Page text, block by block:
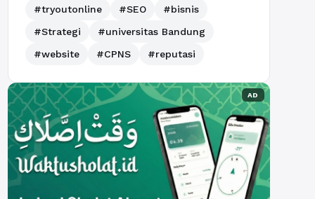
#tryoutonline
#SEO
#bisnis
#Strategi
#universitas Bandung
#website
#CPNS #reputasi
AD